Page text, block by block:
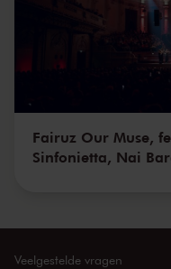
Fairuz Our Muse,
Sinfonietta, Nai
Veelgestelde vragen